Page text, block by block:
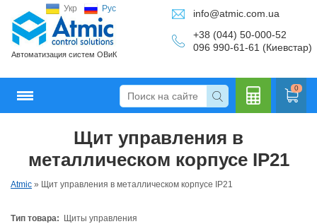
Укр Рус
Автоматизация систем ОВиК
info@atmic.com.ua
+38 (044) 50-000-52
096 990-61-61 (Киевстар)
0
Щит управления в
металлическом корпусе IP21
Atmic » Щит управления в металлическом корпусе IP21
Тип товара:
Щиты управления